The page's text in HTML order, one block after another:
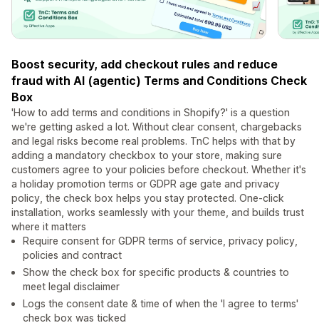
Boost security, add checkout rules and reduce
fraud with AI (agentic) Terms and Conditions Check
Box
'How to add terms and conditions in Shopify?' is a question
we're getting asked a lot. Without clear consent, chargebacks
and legal risks become real problems. TnC helps with that by
adding a mandatory checkbox to your store, making sure
customers agree to your policies before checkout. Whether it's
a holiday promotion terms or GDPR age gate and privacy
policy, the check box helps you stay protected. One-click
installation, works seamlessly with your theme, and builds trust
where it matters
Require consent for GDPR terms of service, privacy policy,
policies and contract
Show the check box for specific products & countries to
meet legal disclaimer
Logs the consent date & time of when the 'I agree to terms'
check box was ticked